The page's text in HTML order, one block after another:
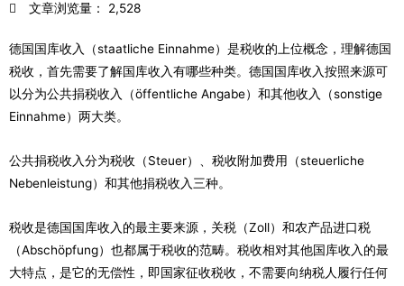
文章浏览量： 2,528
德国国库收入（staatliche Einnahme）是税收的上位概念，理解德国
税收，首先需要了解国库收入有哪些种类。德国国库收入按照来源可
以分为公共捐税收入（öffentliche Angabe）和其他收入（sonstige
Einnahme）两大类。
公共捐税收入分为税收（Steuer）、税收附加费用（steuerliche
Nebenleistung）和其他捐税收入三种。
税收是德国国库收入的最主要来源，关税（Zoll）和农产品进口税
（Abschöpfung）也都属于税收的范畴。税收相对其他国库收入的最
大特点，是它的无偿性，即国家征收税收，不需要向纳税人履行任何